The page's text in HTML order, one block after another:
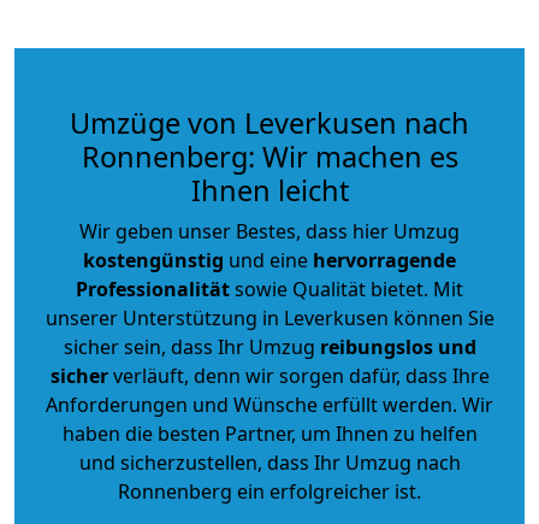
Umzüge von Leverkusen nach
Ronnenberg: Wir machen es
Ihnen leicht
Wir geben unser Bestes, dass hier Umzug
kostengünstig und eine hervorragende
Professionalitätsowie Qualität bietet. Mit
unserer Unterstützung in Leverkusen können Sie
sicher sein, dass Ihr Umzug reibungslos und
sicherverläuft, denn wir sorgen dafür, dass Ihre
Anforderungen und Wünsche erfüllt werden. Wir
haben die besten Partner, um Ihnen zu helfen
und sicherzustellen, dass Ihr Umzug nach
Ronnenberg ein erfolgreicher ist.